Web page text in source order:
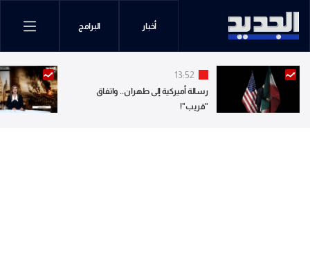
أخبار البرامج
13:52
رسالة أميركية إلى طهران.. واتفاق
"قريب"!